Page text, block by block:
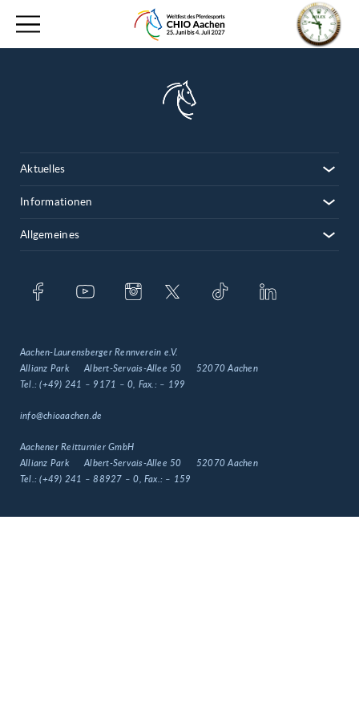
Aktuelles
Informationen
Allgemeines
Aachen-Laurensberger Rennverein e.V.
Allianz Park
Albert-Servais-Allee 50
52070 Aachen
Tel.:(+49) 241 – 9171 – 0 , Fax.: – 199
info@chioaachen.de
Aachener Reitturnier GmbH
Allianz Park
Albert-Servais-Allee 50
52070 Aachen
Tel.:(+49) 241 – 88927 – 0 , Fax.: – 159